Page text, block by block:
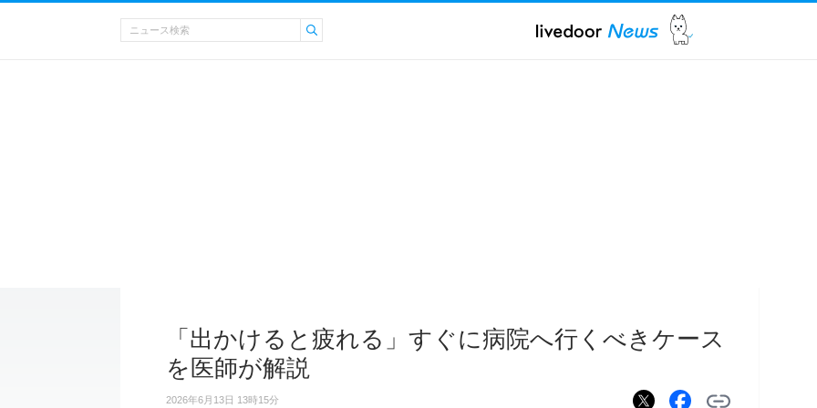
「出かけると疲れる」すぐに病院へ行くべきケース
を医師が解説
2026年6月13日 13時15分